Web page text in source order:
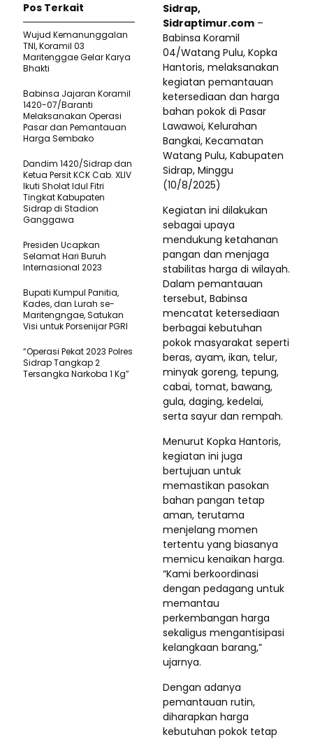
Sidrap,
Sidraptimur.com –
Babinsa Koramil
04/Watang Pulu, Kopka
Hantoris, melaksanakan
kegiatan pemantauan
ketersediaan dan harga
bahan pokok di Pasar
Lawawoi, Kelurahan
Bangkai, Kecamatan
Watang Pulu, Kabupaten
Sidrap, Minggu
(10/8/2025)
Kegiatan ini dilakukan
sebagai upaya
mendukung ketahanan
pangan dan menjaga
stabilitas harga di wilayah.
Dalam pemantauan
tersebut, Babinsa
mencatat ketersediaan
berbagai kebutuhan
pokok masyarakat seperti
beras, ayam, ikan, telur,
minyak goreng, tepung,
cabai, tomat, bawang,
gula, daging, kedelai,
serta sayur dan rempah.
Menurut Kopka Hantoris,
kegiatan ini juga
bertujuan untuk
memastikan pasokan
bahan pangan tetap
aman, terutama
menjelang momen
tertentu yang biasanya
memicu kenaikan harga.
“Kami berkoordinasi
dengan pedagang untuk
memantau
perkembangan harga
sekaligus mengantisipasi
kelangkaan barang,”
ujarnya.
Dengan adanya
pemantauan rutin,
diharapkan harga
kebutuhan pokok tetap
Pos Terkait
Wujud Kemanunggalan
TNI, Koramil 03
Maritenggae Gelar Karya
Bhakti
Babinsa Jajaran Koramil
1420-07/Baranti
Melaksanakan Operasi
Pasar dan Pemantauan
Harga Sembako
Dandim 1420/Sidrap dan
Ketua Persit KCK Cab. XLIV
Ikuti Sholat Idul Fitri
Tingkat Kabupaten
Sidrap di Stadion
Ganggawa
Presiden Ucapkan
Selamat Hari Buruh
Internasional 2023
Bupati Kumpul Panitia,
Kades, dan Lurah se-
Maritengngae, Satukan
Visi untuk Porsenijar PGRI
“Operasi Pekat 2023 Polres
Sidrap Tangkap 2
Tersangka Narkoba 1 Kg”